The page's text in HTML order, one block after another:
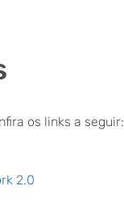
os links a seguir:
2.0